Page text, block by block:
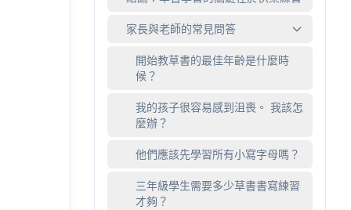
家長與老師的常見問答
開始教草書的最佳年齡是什麼時
候？
我的孩子很容易感到沮喪。 我該怎
麼辦？
他們應該先學習所有小寫字母嗎？
三年級學生需要多少草書書寫練習
才夠？